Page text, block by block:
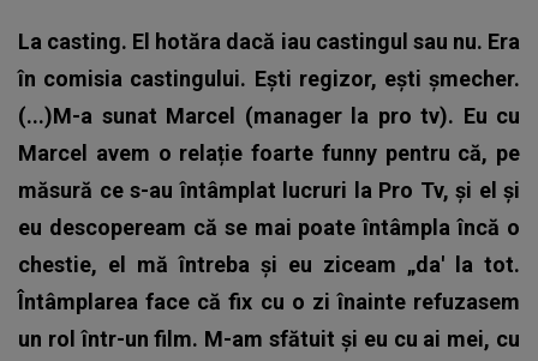
La casting. El hotăra dacă iau castingul sau nu. Era
în comisia castingului. Ești regizor, ești șmecher.
(...)M-a sunat Marcel (manager la pro tv). Eu cu
Marcel avem o relație foarte funny pentru că, pe
măsură ce s-au întâmplat lucruri la Pro Tv, și el și
eu descopeream că se mai poate întâmpla încă o
chestie, el mă întreba și eu ziceam „da' la tot.
Întâmplarea face că fix cu o zi înainte refuzasem
un rol într-un film. M-am sfătuit și eu cu ai mei, cu